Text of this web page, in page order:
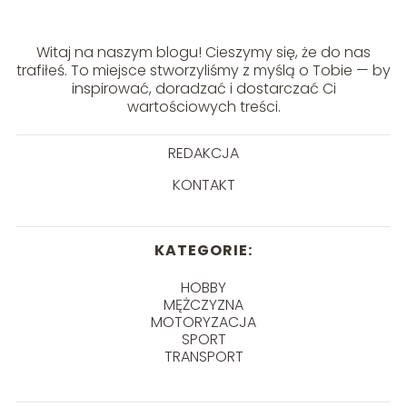
Witaj na naszym blogu! Cieszymy się, że do nas
trafiłeś. To miejsce stworzyliśmy z myślą o Tobie — by
inspirować, doradzać i dostarczać Ci
wartościowych treści.
REDAKCJA
KONTAKT
KATEGORIE:
HOBBY
MĘŻCZYZNA
MOTORYZACJA
SPORT
TRANSPORT